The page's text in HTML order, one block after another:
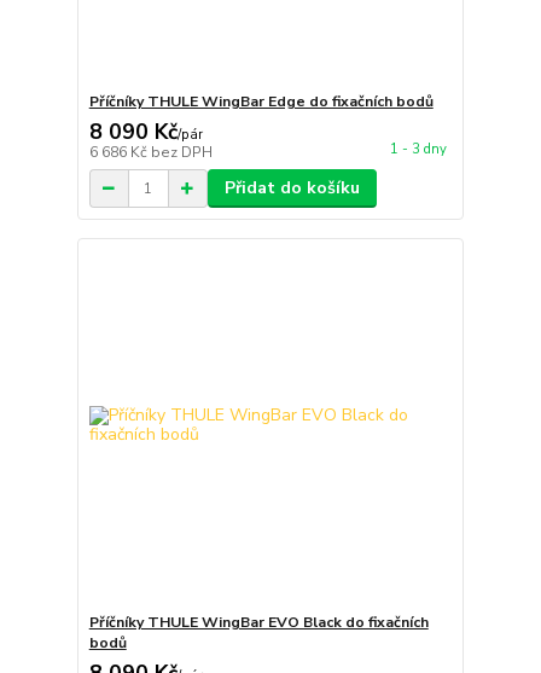
Příčníky THULE WingBar Edge do fixačních bodů
8 090 Kč/pár
6 686 Kč bez DPH 1 - 3 dny
Přidat do košíku
Příčníky THULE WingBar EVO Black do fixačních
bodů